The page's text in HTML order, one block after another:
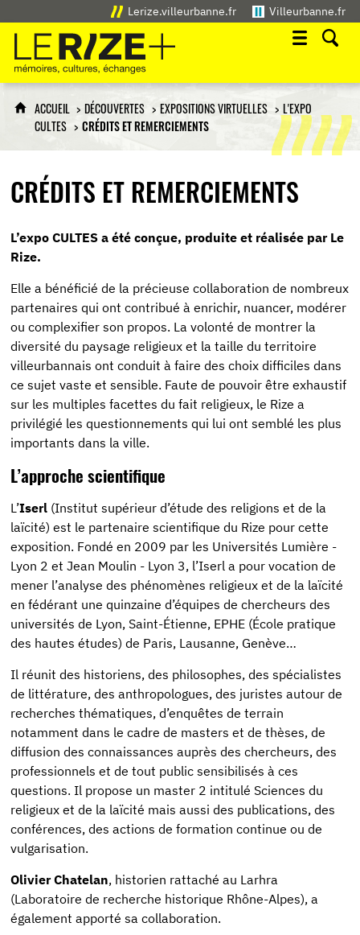
Lerize.villeurbanne.fr Villeurbanne.fr
Le Rize+
mémoires, cultures, échanges
ACCUEIL DÉCOUVERTES EXPOSITIONS VIRTUELLES
L'EXPO
CULTES
CRÉDITS ET REMERCIEMENTS
CRÉDITS ET REMERCIEMENTS
L’expo CULTES a été conçue, produite et réalisée par Le
Rize.
Elle a bénéficié de la précieuse collaboration de nombreux
partenaires qui ont contribué à enrichir, nuancer, modérer
ou complexifier son propos. La volonté de montrer la
diversité du paysage religieux et la taille du territoire
villeurbannais ont conduit à faire des choix difficiles dans
ce sujet vaste et sensible. Faute de pouvoir être exhaustif
sur les multiples facettes du fait religieux, le Rize a
privilégié les questionnements qui lui ont semblé les plus
importants dans la ville.
L’approche scientifique
L’Iserl (Institut supérieur d’étude des religions et de la
laïcité) est le partenaire scientifique du Rize pour cette
exposition. Fondé en 2009 par les Universités Lumière -
Lyon 2 et Jean Moulin - Lyon 3, l’Iserl a pour vocation de
mener l’analyse des phénomènes religieux et de la laïcité
en fédérant une quinzaine d’équipes de chercheurs des
universités de Lyon, Saint-Étienne, EPHE (École pratique
des hautes études) de Paris, Lausanne, Genève…
Il réunit des historiens, des philosophes, des spécialistes
de littérature, des anthropologues, des juristes autour de
recherches thématiques, d’enquêtes de terrain
notamment dans le cadre de masters et de thèses, de
diffusion des connaissances auprès des chercheurs, des
professionnels et de tout public sensibilisés à ces
questions. Il propose un master 2 intitulé Sciences du
religieux et de la laïcité mais aussi des publications, des
conférences, des actions de formation continue ou de
vulgarisation.
Olivier Chatelan, historien rattaché au Larhra
(Laboratoire de recherche historique Rhône-Alpes), a
également apporté sa collaboration.